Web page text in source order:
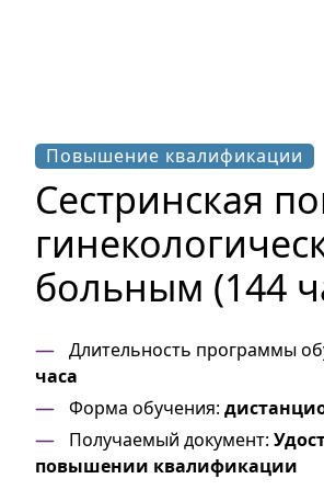
Повышение квалификации
Сестринская
больным (144
Длительность программы
часа
Форма обучения:
Получаемый документ:
повышении квалификации